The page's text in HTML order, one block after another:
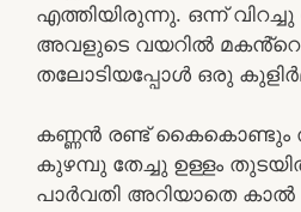
എത്തിയിരുന്നു. ഒന്ന്
അവളുടെ വയറിൽ
തലോടിയപ്പോൾ ഒരു
കണ്ണൻ രണ്ട് കൈകൊണ്ടും
കുഴമ്പു തേച്ചു ഉള്ളം
പാർവതി അറിയാതെ